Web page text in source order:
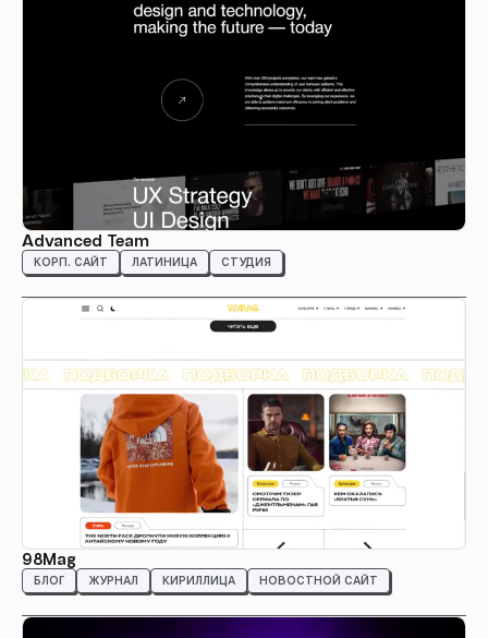
Advanced Team
КОРП. САЙТ ЛАТИНИЦА СТУДИЯ
98Mag
БЛОГ ЖУРНАЛ КИРИЛЛИЦА НОВОСТНОЙ САЙТ